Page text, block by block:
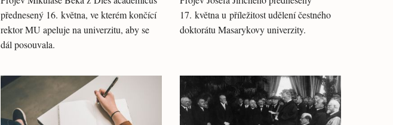
přednesený 16. května, ve kterém končící
rektor MU apeluje na univerzitu, aby se
dál posouvala.
17. května u příležitost udělení čestného
doktorátu Masarykovy univerzity.